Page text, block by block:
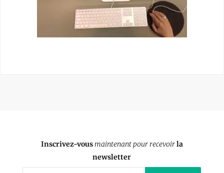
Inscrivez-vousmaintenant pour recevoirla
newsletter